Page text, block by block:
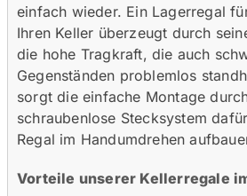
einfach wieder. Ein Lagerregal
Ihren Keller überzeugt durch
die hohe Tragkraft, die auch
Gegenständen problemlos
sorgt die einfache Montage
schraubenlose Stecksystem
Regal im Handumdrehen
Vorteile unserer Kellerregale